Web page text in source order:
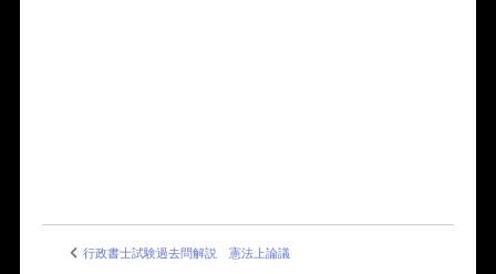
行政書士試験過去問解説 憲法上論議